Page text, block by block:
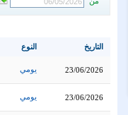
النوع التاريخ
يومي 23/06/2026
يومي 23/06/2026